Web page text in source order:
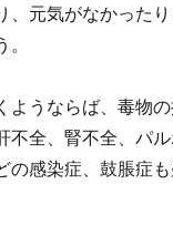
、元気がなかった
ようならば、毒物
不全、腎不全、パ
の感染症、鼓脹症も